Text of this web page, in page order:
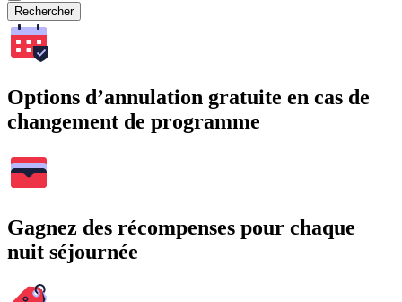
Rechercher
Options d’annulation gratuite en cas de
changement de programme
Gagnez des récompenses pour chaque
nuit séjournée